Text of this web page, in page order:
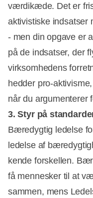
værdikæde. Det er
aktivistiske indsatser
- men din opgave er
på de indsatser, der
virksomhedens
hedder pro-
når du argumenterer
3. Styr på
Bæredygtig ledelse
ledelse af
kende forskellen.
få mennesker til at
sammen, mens